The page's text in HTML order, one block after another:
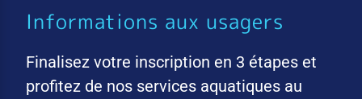
Informations aux usagers
Finalisez votre inscription en 3 étapes et
profitez de nos services aquatiques au